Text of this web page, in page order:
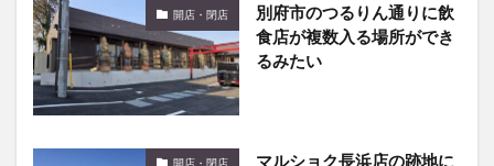
開店・閉店
別府市のつるりん通りに飲
食店が複数入る場所ができ
るみたい
開店・閉店
マルショク長浜店の跡地に